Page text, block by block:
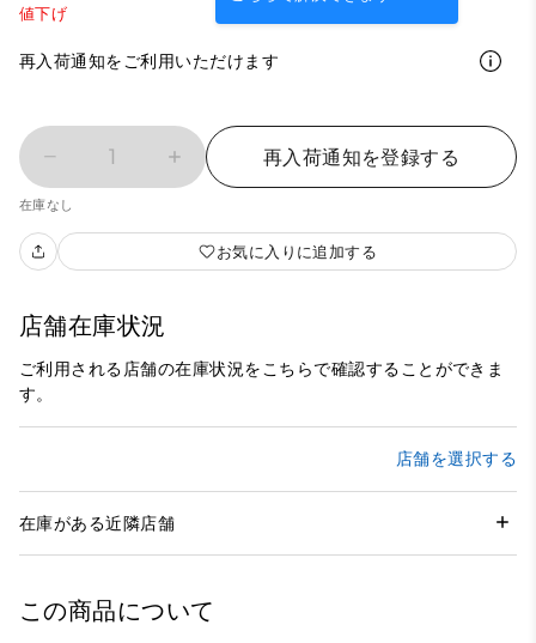
値下げ
再入荷通知をご利用いただけます
1 再入荷通知を登録する
在庫なし
お気に入りに追加する
店舗在庫状況
ご利用される店舗の在庫状況をこちらで確認することができま
す。
店舗を選択する
在庫がある近隣店舗
この商品について